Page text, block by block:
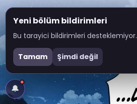
Yeni bölüm bildirimleri
Bu tarayici bildirimleri desteklemiyor.
Tamam Şimdi değil
🔔